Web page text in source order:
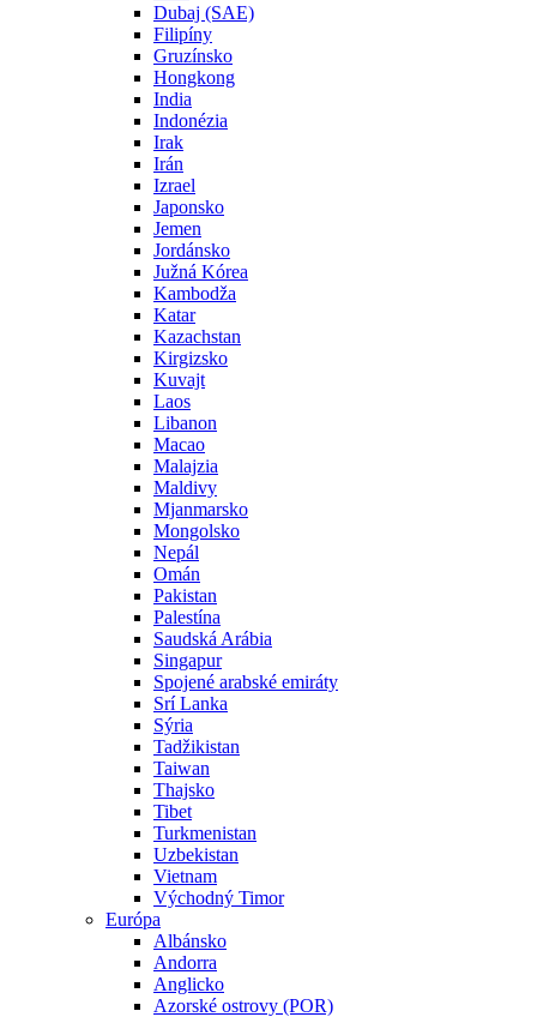
Dubaj (SAE)
Filipíny
Gruzínsko
Hongkong
India
Indonézia
Irak
Irán
Izrael
Japonsko
Jemen
Jordánsko
Južná Kórea
Kambodža
Katar
Kazachstan
Kirgizsko
Kuvajt
Laos
Libanon
Macao
Malajzia
Maldivy
Mjanmarsko
Mongolsko
Nepál
Omán
Pakistan
Palestína
Saudská Arábia
Singapur
Spojené arabské emiráty
Srí Lanka
Sýria
Tadžikistan
Taiwan
Thajsko
Tibet
Turkmenistan
Uzbekistan
Vietnam
Východný Timor
Európa
Albánsko
Andorra
Anglicko
Azorské ostrovy (POR)